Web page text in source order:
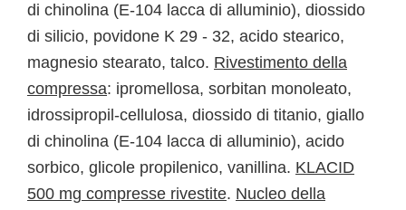
di chinolina (E-104 lacca di alluminio), diossido
di silicio, povidone K 29 - 32, acido stearico,
magnesio stearato, talco. Rivestimento della
compressa: ipromellosa, sorbitan monoleato,
idrossipropil-cellulosa, diossido di titanio, giallo
di chinolina (E-104 lacca di alluminio), acido
sorbico, glicole propilenico, vanillina. KLACID
500 mg compresse rivestite. Nucleo della